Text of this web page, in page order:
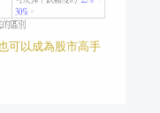
可以成為股市高手